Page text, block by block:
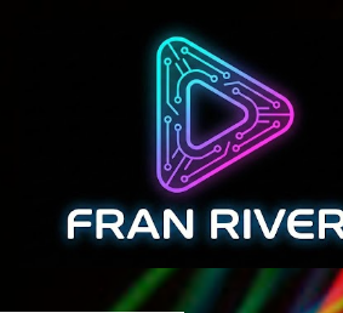
Ir al contenido